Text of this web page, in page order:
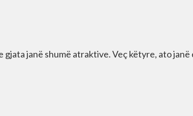
gjata janë shumë atraktive. Veç këtyre, ato